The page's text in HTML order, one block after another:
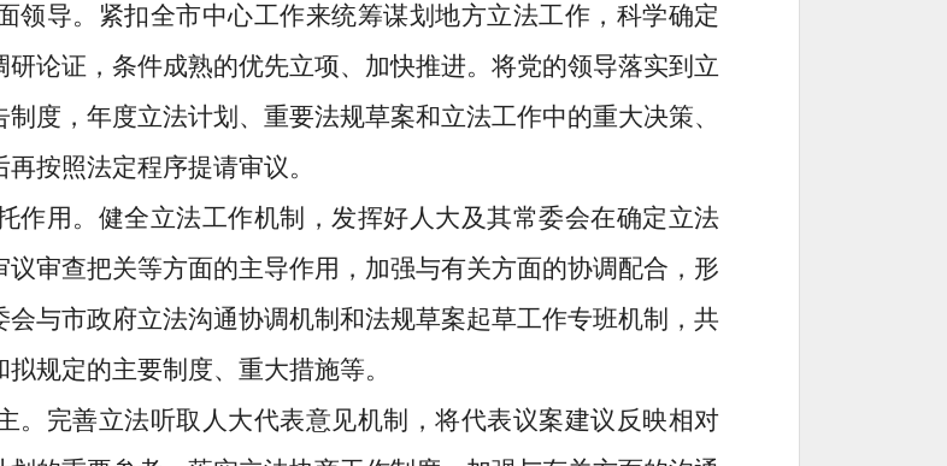
领导。 紧扣全市中心工作来统筹谋划地方立法工作， 科学确定
研论证 ，条件成熟的优先立项、加快推进。 将党的领导落实到立
度， 年度立法计划、重要法规草案和立法工作中的重大决策、
再按照法定程序提请审议。
作用 。 健全立法工作机制，发挥好人大及其常委会在确定立法
审查把关等方面的主导作用，加强与有关方面的协调配合，形
与市政府立法沟通协调机制和法规草案起草工作专班机制，共
规定的主要制度、重大措施等。
。 完善立法听取人大代表意见机制，将代表议案建议反映相对